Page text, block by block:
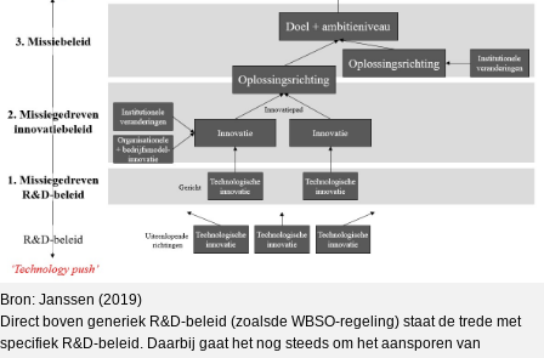
Bron: Janssen (2019)
Direct boven generiek R&D-beleid (zoalsde WBSO-regeling) staat de trede met
specifiek R&D-beleid. Daarbij gaat het nog steeds om het aansporen van